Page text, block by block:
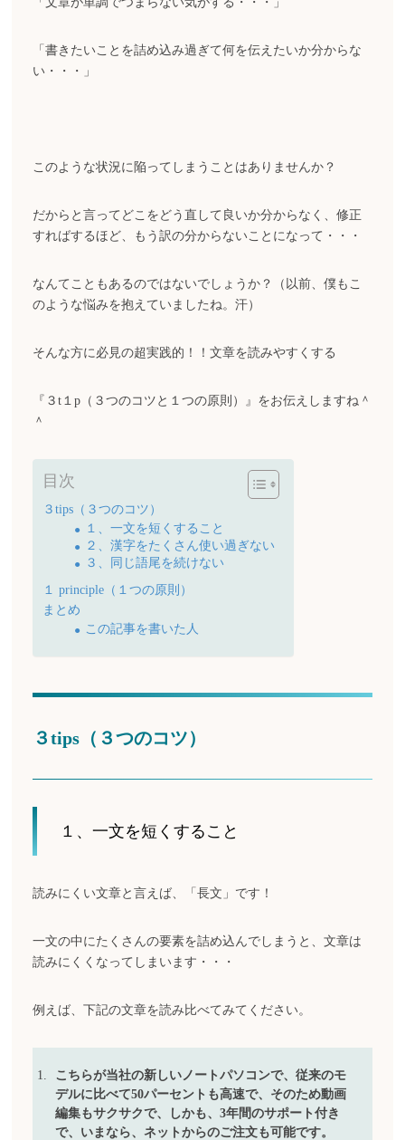
「書きたいことを詰め込み過ぎて何を伝えたいか分からな
い・・・」
このような状況に陥ってしまうことはありませんか？
だからと言ってどこをどう直して良いか分からなく、修正
すればするほど、もう訳の分からないことになって・・・
なんてこともあるのではないでしょうか？（以前、僕もこ
のような悩みを抱えていましたね。汗）
そんな方に必見の超実践的！！文章を読みやすくする
『３t１p（３つのコツと１つの原則）』をお伝えしますね＾
＾
目次
３tips（３つのコツ）
１、一文を短くすること
２、漢字をたくさん使い過ぎない
３、同じ語尾を続けない
１ principle（１つの原則）
まとめ
この記事を書いた人
３tips（３つのコツ）
１、一文を短くすること
読みにくい文章と言えば、「長文」です！
一文の中にたくさんの要素を詰め込んでしまうと、文章は
読みにくくなってしまいます・・・
例えば、下記の文章を読み比べてみてください。
こちらが当社の新しいノートパソコンで、従来のモ
デルに比べて50パーセントも高速で、そのため動画
編集もサクサクで、しかも、3年間のサポート付き
で、いまなら、ネットからのご注文も可能です。